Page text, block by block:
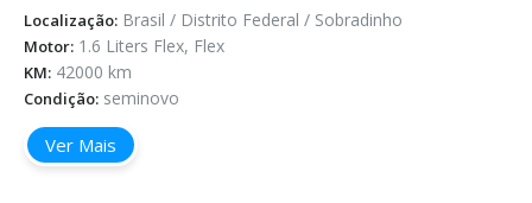
Localização: Brasil / Distrito Federal / Sobradinho
Motor: 1.6 Liters Flex, Flex
KM: 42000 km
Condição: seminovo
Ver Mais